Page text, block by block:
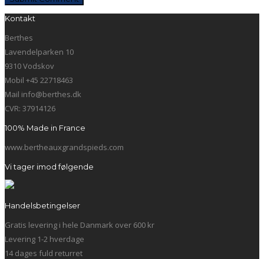
Kontakt
Berthes
Lavendelparken 10
9310 Vodskov
Mobil +45 22718463
Mail info@berthes.dk
CVR: 37914126
100% Made in France
www.bertheauxgrandspieds.com
Vi tager imod følgende
Handelsbetingelser
Gratis levering i hele Danmark over 600 kr
Levering 1-2 hverdage
14 dages fuld returret